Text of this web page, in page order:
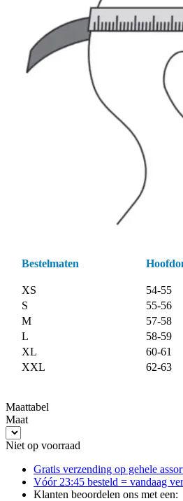
Bestelmaten
XS
54-55
S
55-56
M
57-58
L
58-59
XL
60-61
XXL
62-63
Maattabel
Maat
Niet op voorraad
Gratis verzending op gehele
Vóór 23:45 besteld = vandaag
Klanten beoordelen ons met een: